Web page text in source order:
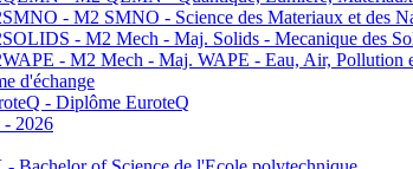
- M2 SMNO - Science des Materiaux et des
- M2 Mech - Maj. Solids - Mecanique des
- M2 Mech - Maj. WAPE - Eau, Air, Pollution
d'échange
- Diplôme EuroteQ
- 2026